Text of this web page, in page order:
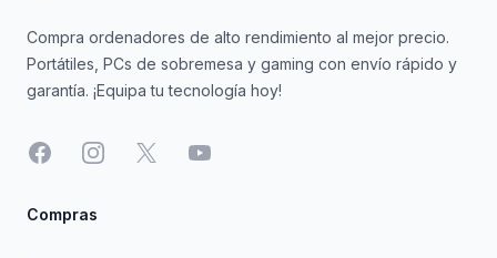
Compra ordenadores de alto rendimiento al mejor precio.
Portátiles, PCs de sobremesa y gaming con envío rápido y
garantía. ¡Equipa tu tecnología hoy!
FacebookInstagram
X YouTube
Compras